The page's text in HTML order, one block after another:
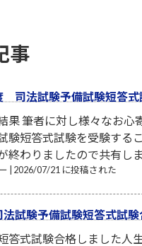
事
司法試験予備試験短答式
果 筆者に対し様々なお
験短答式試験を受験する
終わりましたので共
2026/07/21 に投稿された
法試験予備試験短答式試験
答式試験合格しました人